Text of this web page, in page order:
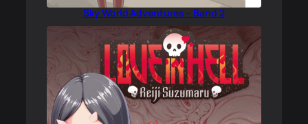
Sky World Adventures – Band 2